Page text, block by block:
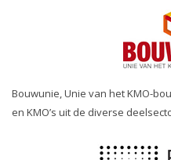
Bouwunie, Unie van het KMO-
en KMO’s uit de diverse